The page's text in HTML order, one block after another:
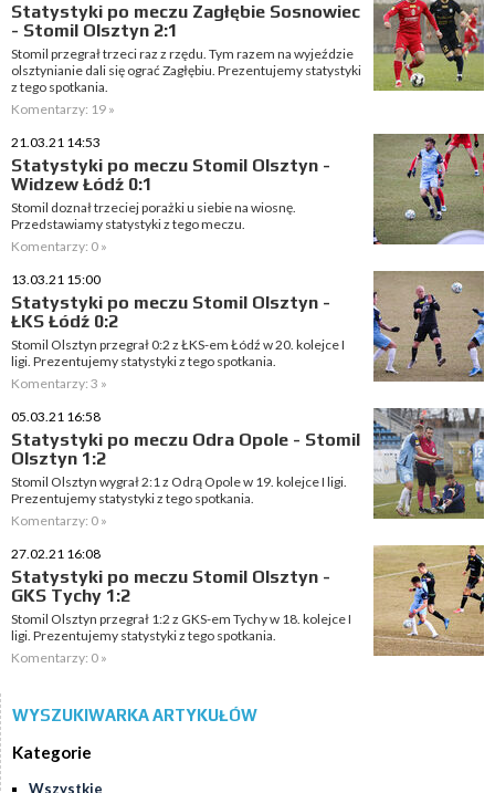
Statystyki po meczu Zagłębie Sosnowiec
- Stomil Olsztyn 2:1
Stomil przegrał trzeci raz z rzędu. Tym razem na wyjeździe
olsztynianie dali się ograć Zagłębiu. Prezentujemy statystyki
z tego spotkania.
Komentarzy: 19 »
21.03.21 14:53
Statystyki po meczu Stomil Olsztyn -
Widzew Łódź 0:1
Stomil doznał trzeciej porażki u siebie na wiosnę.
Przedstawiamy statystyki z tego meczu.
Komentarzy: 0 »
13.03.21 15:00
Statystyki po meczu Stomil Olsztyn -
ŁKS Łódź 0:2
Stomil Olsztyn przegrał 0:2 z ŁKS-em Łódź w 20. kolejce I
ligi. Prezentujemy statystyki z tego spotkania.
Komentarzy: 3 »
05.03.21 16:58
Statystyki po meczu Odra Opole - Stomil
Olsztyn 1:2
Stomil Olsztyn wygrał 2:1 z Odrą Opole w 19. kolejce I ligi.
Prezentujemy statystyki z tego spotkania.
Komentarzy: 0 »
27.02.21 16:08
Statystyki po meczu Stomil Olsztyn -
GKS Tychy 1:2
Stomil Olsztyn przegrał 1:2 z GKS-em Tychy w 18. kolejce I
ligi. Prezentujemy statystyki z tego spotkania.
Komentarzy: 0 »
WYSZUKIWARKA ARTYKUŁÓW
Kategorie
Wszystkie